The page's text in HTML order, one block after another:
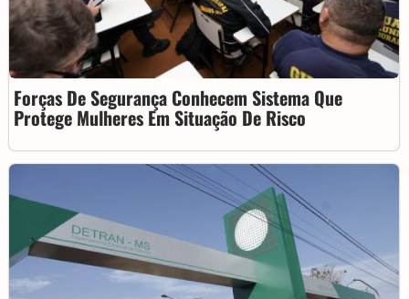
Forças De Segurança Conhecem Sistema Que
Protege Mulheres Em Situação De Risco